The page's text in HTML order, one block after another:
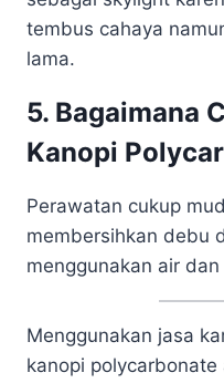
tembus cahaya
lama.
5. Bagaimana
Kanopi
Perawatan cukup
membersihkan debu
menggunakan air
Menggunakan jasa
kanopi